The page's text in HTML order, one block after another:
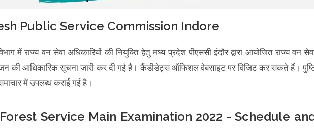
Public Service Commission Indore
में राज्य वन सेवा अधिकारियों की नियुक्ति हेतु मध्य प्रदेश पीएससी इंदौर द्वारा आयोजित राज्य वन
की आधिकारिक सूचना जारी कर दी गई है। कैंडीडेट्स ऑफिशल वेबसाइट पर विजिट कर सकते हैं।
में उपलब्ध कराई गई है।
Service Main Examination 2022 - Schedule